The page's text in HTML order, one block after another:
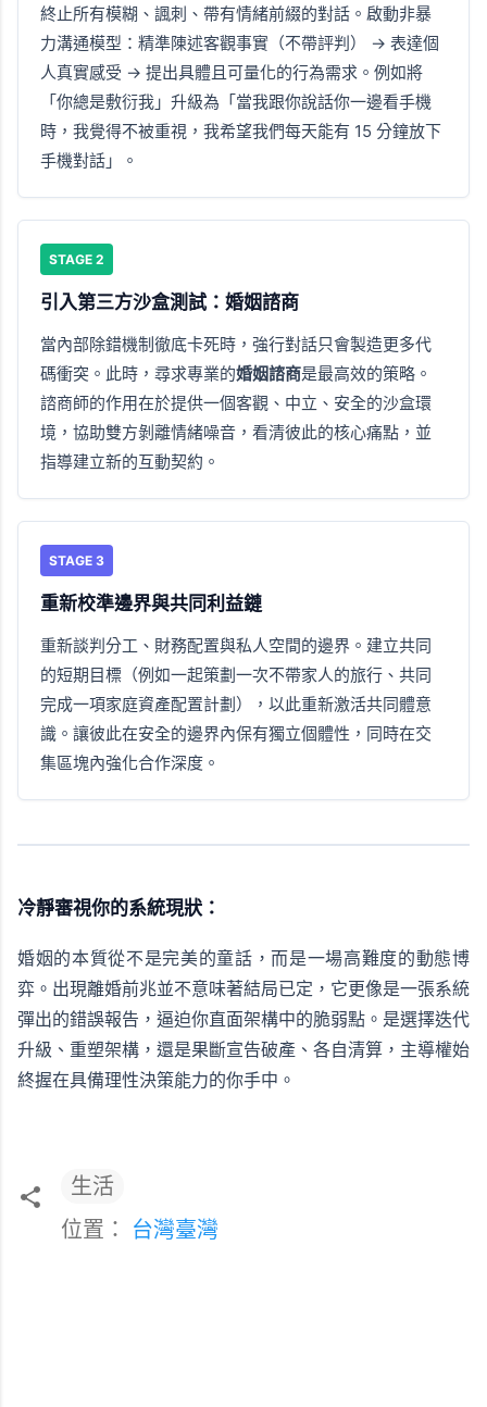
終止所有模糊、諷刺、帶有情緒前綴的對話。啟動非暴
力溝通模型：精準陳述客觀事實（不帶評判） → 表達個
人真實感受 → 提出具體且可量化的行為需求。例如將
「你總是敷衍我」升級為「當我跟你說話你一邊看手機
時，我覺得不被重視，我希望我們每天能有 15 分鐘放下
手機對話」。
STAGE 2
引入第三方沙盒測試：婚姻諮商
當內部除錯機制徹底卡死時，強行對話只會製造更多代
碼衝突。此時，尋求專業的婚姻諮商是最高效的策略。
諮商師的作用在於提供一個客觀、中立、安全的沙盒環
境，協助雙方剝離情緒噪音，看清彼此的核心痛點，並
指導建立新的互動契約。
STAGE 3
重新校準邊界與共同利益鏈
重新談判分工、財務配置與私人空間的邊界。建立共同
的短期目標（例如一起策劃一次不帶家人的旅行、共同
完成一項家庭資產配置計劃），以此重新激活共同體意
識。讓彼此在安全的邊界內保有獨立個體性，同時在交
集區塊內強化合作深度。
冷靜審視你的系統現狀：
婚姻的本質從不是完美的童話，而是一場高難度的動態博
弈。出現離婚前兆並不意味著結局已定，它更像是一張系統
彈出的錯誤報告，逼迫你直面架構中的脆弱點。是選擇迭代
升級、重塑架構，還是果斷宣告破產、各自清算，主導權始
終握在具備理性決策能力的你手中。
生活
位置： 台灣臺灣